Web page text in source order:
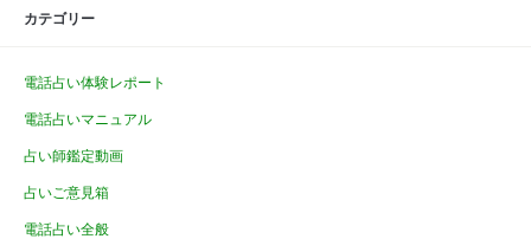
カテゴリー
電話占い体験レポート
電話占いマニュアル
占い師鑑定動画
占いご意見箱
電話占い全般